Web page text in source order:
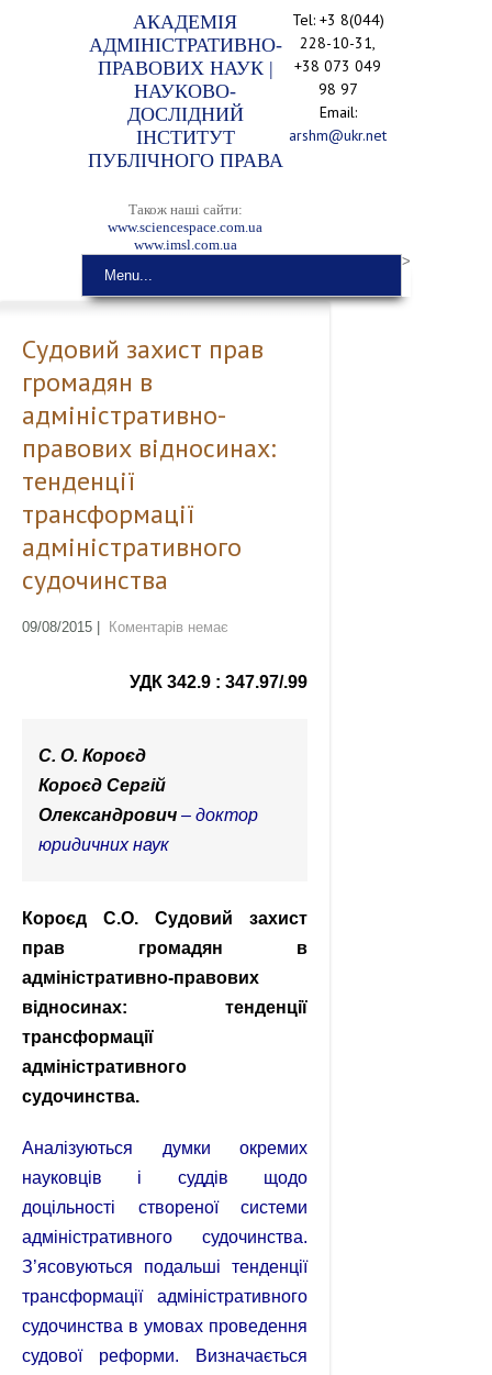
АКАДЕМІЯ
АДМІНІСТРАТИВНО-
ПРАВОВИХ НАУК |
НАУКОВО-
ДОСЛІДНИЙ
ІНСТИТУТ
ПУБЛІЧНОГО ПРАВА
Також наші сайти:
www.sciencespace.com.ua
www.imsl.com.ua
Tel: +3 8(044)
228-10-31,
+38 073 049
98 97
Email:
arshm@ukr.net
Menu...
>
Судовий захист прав
громадян в
адміністративно-
правових відносинах:
тенденції
трансформації
адміністративного
судочинства
09/08/2015 Коментарів немає
УДК 342.9 : 347.97/.99
С. О. Короєд
Короєд Сергій
Олександрович – доктор
юридичних наук
Короєд С.О. Судовий захист
прав громадян в
адміністративно-правових
відносинах: тенденції
трансформації
адміністративного
судочинства.
Аналізуються думки окремих
науковців і суддів щодо
доцільності створеної системи
адміністративного судочинства.
З’ясовуються подальші тенденції
трансформації адміністративного
судочинства в умовах проведення
судової реформи. Визначається